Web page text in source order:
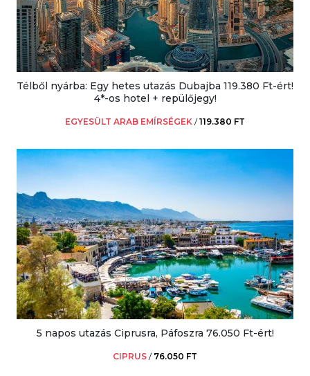
Télből nyárba: Egy hetes utazás Dubajba 119.380 Ft-ért!
4*-os hotel + repülőjegy!
EGYESÜLT ARAB EMÍRSÉGEK /119.380 FT
5 napos utazás Ciprusra, Páfoszra 76.050 Ft-ért!
CIPRUS / 76.050 FT